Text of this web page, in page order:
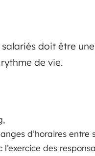
doit être
de vie.
d’horaires entre
des